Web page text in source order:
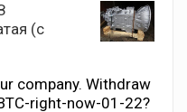
(с
company. Withdrаw
right-now-01-22?